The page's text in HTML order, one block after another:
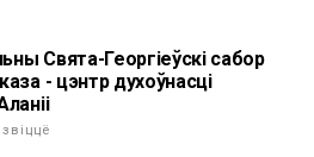
Свята-Георгіеўскі сабор
- цэнтр духоўнасці